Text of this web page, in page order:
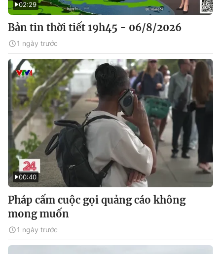
02:29
Bản tin thời tiết 19h45 - 06/8/2026
1 ngày trước
00:40
Pháp cấm cuộc gọi quảng cáo không
mong muốn
1 ngày trước